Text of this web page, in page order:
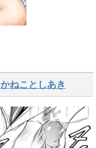
かねことしあき